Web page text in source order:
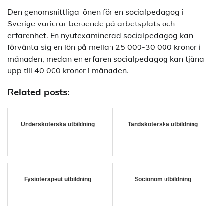
Den genomsnittliga lönen för en socialpedagog i
Sverige varierar beroende på arbetsplats och
erfarenhet. En nyutexaminerad socialpedagog kan
förvänta sig en lön på mellan 25 000-30 000 kronor i
månaden, medan en erfaren socialpedagog kan tjäna
upp till 40 000 kronor i månaden.
Related posts:
Undersköterska utbildning Tandsköterska utbildning
Fysioterapeut utbildning Socionom utbildning